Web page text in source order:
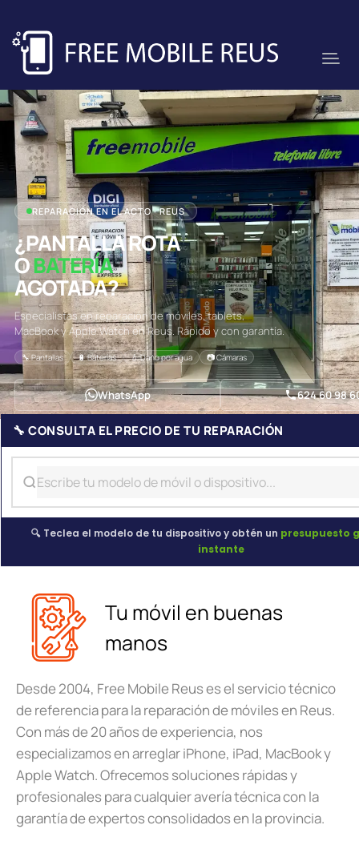
REPARACIÓN EN EL ACTO · REUS
¿PANTALLA ROTA
OBATERÍA
AGOTADA?
Especialistas en reparación de móviles, tablets,
MacBook y Apple Watch en Reus. Rápido y con garantía.
🔧 Pantallas 🔋 Baterías 💧 Daño por agua 📷 Cámaras
WhatsApp 624 60 98
🔧 CONSULTA EL PRECIO DE TU REPARACIÓN
🔍 Teclea el modelo de tu dispositivo y obtén un presupuesto
instante
Tu móvil en buenas
manos
Desde 2004, Free Mobile Reus es el servicio técnico
de referencia para la reparación de móviles en Reus.
Con más de 20 años de experiencia, nos
especializamos en arreglar iPhone, iPad, MacBook y
Apple Watch. Ofrecemos soluciones rápidas y
profesionales para cualquier avería técnica con la
garantía de expertos consolidados en la provincia.